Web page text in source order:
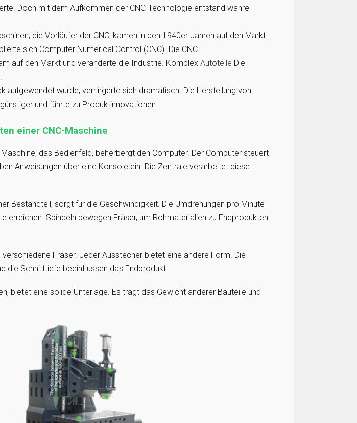
Doch mit dem Aufkommen der CNC-Technologie entstand wahre
die Vorläufer der CNC, kamen in den 1940er Jahren auf den Markt.
sich Computer Numerical Control (CNC). Die CNC-
auf den Markt und veränderte die Industrie. KomplexAutoteile Die
aufgewendet wurde, verringerte sich dramatisch. Die Herstellung von
und führte zu Produktinnovationen.
einer CNC-Maschine
das Bedienfeld, beherbergt den Computer. Der Computer steuert
Anweisungen über eine Konsole ein. Die Zentrale verarbeitet diese
Bestandteil, sorgt für die Geschwindigkeit. Die Umdrehungen pro Minute
erreichen. Spindeln bewegen Fräser, um Rohmaterialien zu Endprodukten
verschiedene Fräser. Jeder Ausstecher bietet eine andere Form. Die
die Schnitttiefe beeinflussen das Endprodukt.
bietet eine solide Unterlage. Es trägt das Gewicht anderer Bauteile und